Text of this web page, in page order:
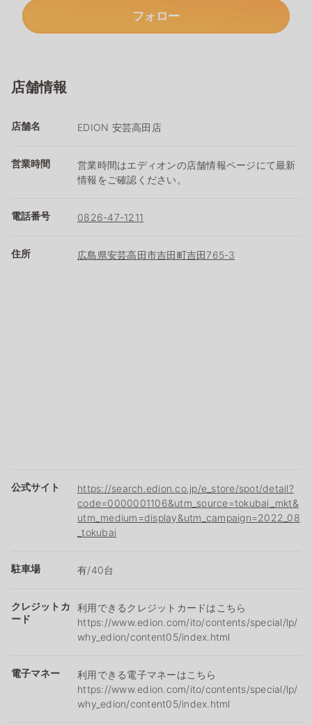
フォロー
店舗情報
店舗名 EDION 安芸高田店
営業時間
営業時間はエディオンの店舗情報ページにて最新
情報をご確認ください。
電話番号 0826-47-1211
住所 広島県安芸高田市吉田町吉田765-3
公式サイト
https://search.edion.co.jp/e_store/spot/detail?
code=0000001106&utm_source=tokubai_mkt&
utm_medium=display&utm_campaign=2022_08
_tokubai
駐車場 有/40台
クレジットカ
ード
利用できるクレジットカードはこちら
https://www.edion.com/ito/contents/special/lp/
why_edion/content05/index.html
電子マネー
利用できる電子マネーはこちら
https://www.edion.com/ito/contents/special/lp/
why_edion/content05/index.html